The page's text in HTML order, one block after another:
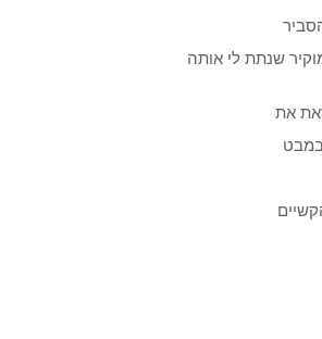
שנתת לי אותה
את